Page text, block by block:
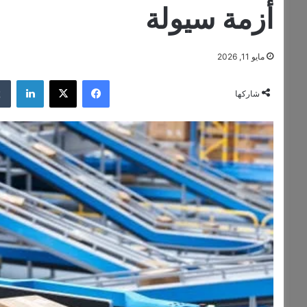
أزمة سيولة
مايو 11, 2026
شاركها
فيسبوك ‫X